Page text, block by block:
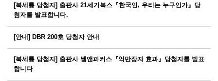
[북세통 당첨자] 출판사 21세기북스『한국인, 우리는 누구인가』당
첨자를 발표합니다.
[안내] DBR 200호 당첨자 안내
[북세통 당첨자] 출판사 쌤앤파커스『억만장자 효과』당첨자를 발표
합니다